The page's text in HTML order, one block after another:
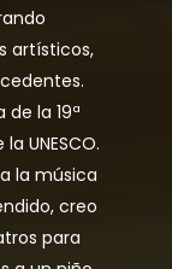
artísticos,
la 19ª
UNESCO.
la música
creo
para